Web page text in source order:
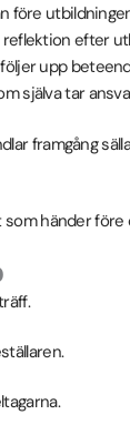
före
efter
upp
själva tar
framgång
som händer